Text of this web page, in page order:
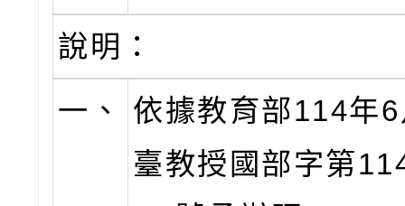
說明：
一、
依據教育部114年
臺教授國部字第